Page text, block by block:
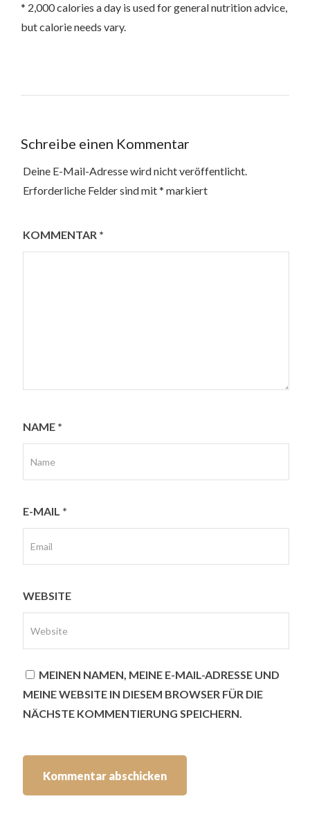
* 2,000 calories a day is used for general nutrition advice,
but calorie needs vary.
Schreibe einen Kommentar
Deine E-Mail-Adresse wird nicht veröffentlicht.
Erforderliche Felder sind mit* markiert
KOMMENTAR *
NAME *
E-MAIL *
WEBSITE
MEINEN NAMEN, MEINE E-MAIL-ADRESSE UND
MEINE WEBSITE IN DIESEM BROWSER FÜR DIE
NÄCHSTE KOMMENTIERUNG SPEICHERN.